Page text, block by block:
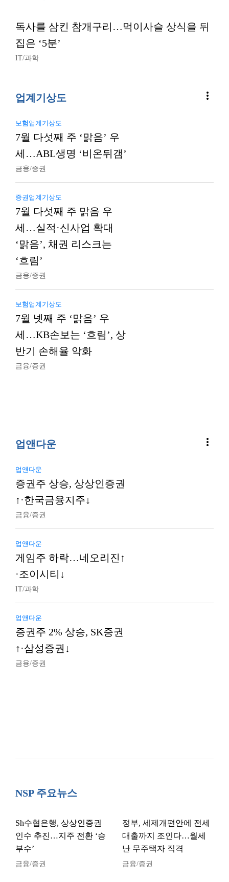
독사를 삼킨 참개구리…먹이사슬 상식을 뒤
집은 ‘5분’
IT/과학
업계기상도 more_vert
보험업계기상도
7월 다섯째 주 ‘맑음’ 우
세…ABL생명 ‘비온뒤갬’
금융/증권
증권업계기상도
7월 다섯째 주 맑음 우
세…실적·신사업 확대
‘맑음’, 채권 리스크는
‘흐림’
금융/증권
보험업계기상도
7월 넷째 주 ‘맑음’ 우
세…KB손보는 ‘흐림’, 상
반기 손해율 악화
금융/증권
업앤다운 more_vert
업앤다운
증권주 상승, 상상인증권
↑·한국금융지주↓
금융/증권
업앤다운
게임주 하락…네오리진↑
·조이시티↓
IT/과학
업앤다운
증권주 2% 상승, SK증권
↑·삼성증권↓
금융/증권
NSP 주요뉴스
Sh수협은행, 상상인증권
인수 추진…지주 전환 ‘승
부수’
금융/증권
정부, 세제개편안에 전세
대출까지 조인다…월세
난 무주택자 직격
금융/증권